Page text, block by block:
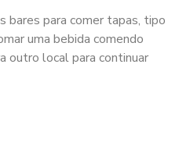
bares para comer tapas, tipo
uma bebida comendo
outro local para continuar